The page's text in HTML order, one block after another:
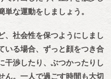
な運動をしましょう。
、社会性を保つようにしまし
いる場合、ずっと顔をつき合
干渉したり、ぶつかったりし
ん。一人で過ごす時間も大切